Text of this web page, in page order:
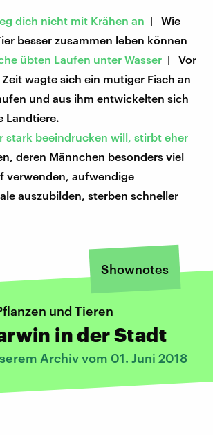
dich nicht mit Krähen an | Wie
besser zusammen leben können
übten Laufen unter Wasser | Vor
wagte sich ein mutiger Fisch an
und aus ihm entwickelten sich
Landtiere.
stark beeindrucken will, stirbt eher
deren Männchen besonders viel
verwenden, aufwendige
auszubilden, sterben schneller
Shownotes
und Tieren
in der Stadt
Archiv vom 01. Juni 2018